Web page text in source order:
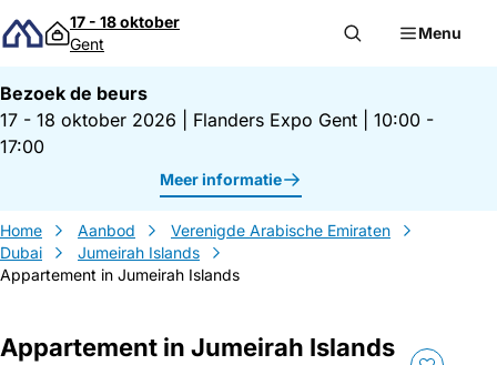
Direct naar inhoud
17 - 18 oktober
Gent
Menu
Bezoek de beurs
17 - 18 oktober 2026
Flanders Expo Gent
10:00 -
17:00
Meer informatie
Home Aanbod
Verenigde Arabische Emiraten
Dubai
Jumeirah Islands
Appartement in Jumeirah Islands
Appartement in Jumeirah Islands